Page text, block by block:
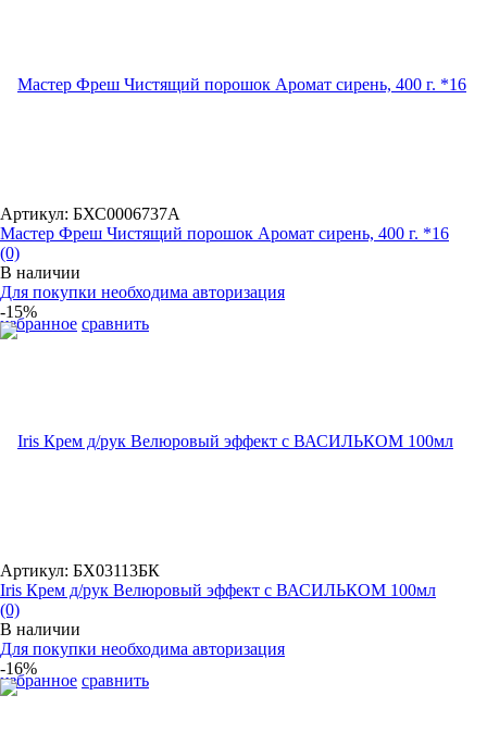
избранное сравнить
Артикул: БХС0006737А
Мастер Фреш Чистящий порошок Аромат сирень, 400 г. *16
(0)
В наличии
Для покупки необходима авторизация
-15%
избранное сравнить
Артикул: БХ03113БК
Iris Крем д/рук Велюровый эффект с ВАСИЛЬКОМ 100мл
(0)
В наличии
Для покупки необходима авторизация
-16%